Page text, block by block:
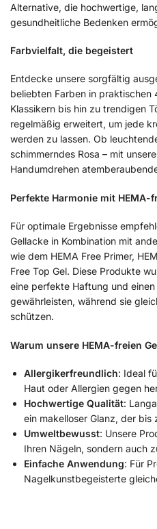
Alternative, die hochwertige,
gesundheitliche Bedenken
Farbvielfalt, die begeistert
Entdecke unsere sorgfältig
beliebten Farben in praktischen
Klassikern bis hin zu trendigen
regelmäßig erweitert, um jede
werden zu lassen. Ob
schimmerndes Rosa – mit
Handumdrehen
Perfekte Harmonie mit HEMA-
Für optimale Ergebnisse
Gellacke in Kombination mit
wie dem HEMA Free Primer,
Free Top Gel. Diese Produkte
eine perfekte Haftung und
gewährleisten, während sie
schützen.
Warum unsere HEMA-freien
Allergikerfreundlich: Ideal
Haut oder Allergien gegen
Hochwertige Qualität:
ein makelloser Glanz, der bis
Umweltbewusst: Unsere
Ihren Nägeln, sondern auch
Einfache Anwendung: Für
Nagelkunstbegeisterte